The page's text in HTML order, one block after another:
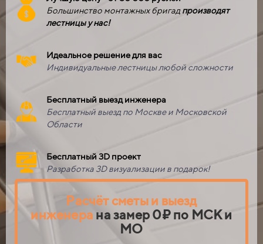
Большинство монтажных бригадпроизводят
лестницы у нас!
Идеальное решение для вас
Индивидуальные лестницы любой сложности
Бесплатный выезд инженера
Бесплатный выезд по Москве и Московской
Области
Бесплатный 3D проект
Разработка 3D визуализации в подарок!
Расчёт сметыи выезд
инженера на замер0₽ по МСК и
МО